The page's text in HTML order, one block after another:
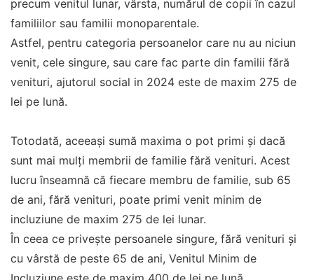
precum venitul lunar, vârsta, numărul de copii în cazul
familiilor sau familii monoparentale.
Astfel, pentru categoria persoanelor care nu au niciun
venit, cele singure, sau care fac parte din familii fără
venituri, ajutorul social in 2024 este de maxim 275 de
lei pe lună.
Totodată, aceeași sumă maxima o pot primi și dacă
sunt mai mulți membrii de familie fără venituri. Acest
lucru înseamnă că fiecare membru de familie, sub 65
de ani, fără venituri, poate primi venit minim de
incluziune de maxim 275 de lei lunar.
În ceea ce privește persoanele singure, fără venituri și
cu vârstă de peste 65 de ani, Venitul Minim de